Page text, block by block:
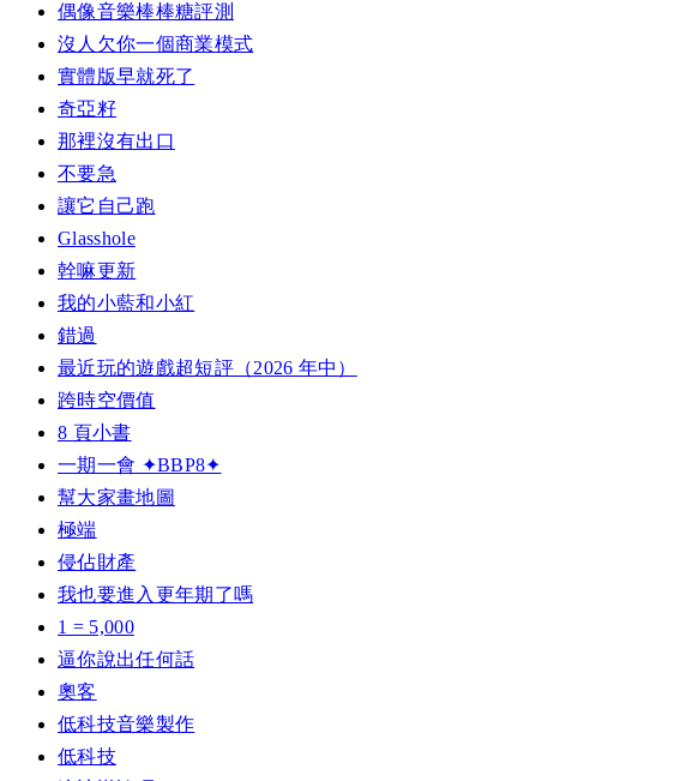
偶像音樂棒棒糖評測
沒人欠你一個商業模式
實體版早就死了
奇亞籽
那裡沒有出口
不要急
讓它自己跑
Glasshole
幹嘛更新
我的小藍和小紅
錯過
最近玩的遊戲超短評（2026 年中）
跨時空價值
8 頁小書
一期一會 ✦BBP8✦
幫大家畫地圖
極端
侵佔財產
我也要進入更年期了嗎
1 = 5,000
逼你說出任何話
奧客
低科技音樂製作
低科技